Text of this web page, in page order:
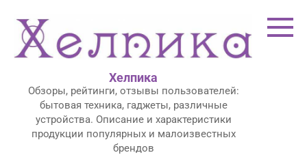
контенту
Хелпика
Обзоры, рейтинги, отзывы пользователей:
бытовая техника, гаджеты, различные
устройства. Описание и характеристики
продукции популярных и малоизвестных
брендов